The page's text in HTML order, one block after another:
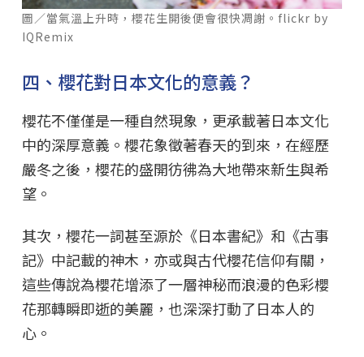
圖／當氣溫上升時，櫻花生開後便會很快凋謝。flickr by
IQRemix
四、櫻花對日本文化的意義？
櫻花不僅僅是一種自然現象，更承載著日本文化
中的深厚意義。櫻花象徵著春天的到來，在經歷
嚴冬之後，櫻花的盛開彷彿為大地帶來新生與希
望。
其次，櫻花一詞甚至源於《日本書紀》和《古事
記》中記載的神木，亦或與古代櫻花信仰有關，
這些傳說為櫻花增添了一層神秘而浪漫的色彩櫻
花那轉瞬即逝的美麗，也深深打動了日本人的
心。